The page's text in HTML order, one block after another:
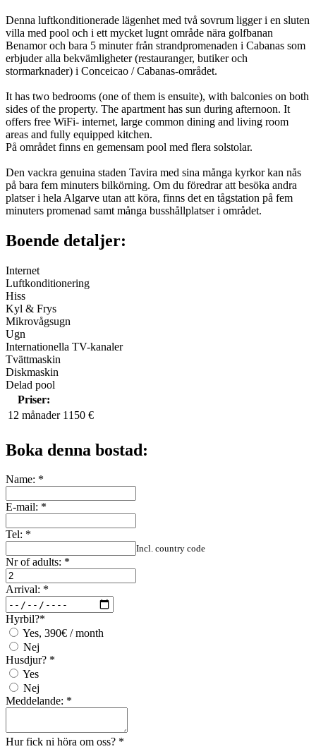
Denna luftkonditionerade lägenhet med två sovrum ligger i en sluten
villa med pool och i ett mycket lugnt område nära golfbanan
Benamor och bara 5 minuter från strandpromenaden i Cabanas som
erbjuder alla bekvämligheter (restauranger, butiker och
stormarknader) i Conceicao / Cabanas-området.
It has two bedrooms (one of them is ensuite), with balconies on both
sides of the property. The apartment has sun during afternoon. It
offers free WiFi- internet, large common dining and living room
areas and fully equipped kitchen.
På området finns en gemensam pool med flera solstolar.
Den vackra genuina staden Tavira med sina många kyrkor kan nås
på bara fem minuters bilkörning. Om du föredrar att besöka andra
platser i hela Algarve utan att köra, finns det en tågstation på fem
minuters promenad samt många busshållplatser i området.
Boende detaljer:
Internet
Luftkonditionering
Hiss
Kyl & Frys
Mikrovågsugn
Ugn
Internationella TV-kanaler
Tvättmaskin
Diskmaskin
Delad pool
Priser:
12 månader 1150 €
Boka denna bostad:
Name: *
E-mail: *
Tel: *
Incl. country code
Nr of adults: *
Arrival: *
Hyrbil?*
Yes, 390€ / month
Nej
Husdjur? *
Yes
Nej
Meddelande: *
Hur fick ni höra om oss? *